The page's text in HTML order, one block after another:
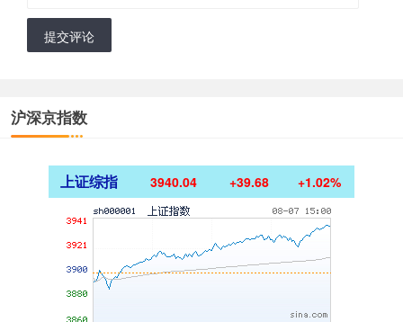
提交评论
沪深京指数
上证综指 3940.04 +39.68 +1.02%